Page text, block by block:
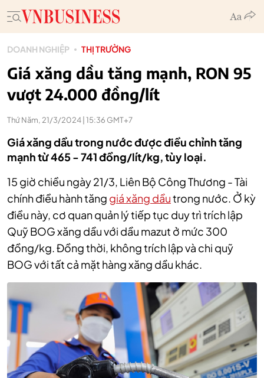
DOANH NGHIỆP THỊ TRƯỜNG
Giá xăng dầu tăng mạnh, RON 95
vượt 24.000 đồng/lít
Thứ Năm, 21/3/2024 | 15:36 GMT+7
Giá xăng dầu trong nước được điều chỉnh tăng
mạnh từ 465 - 741 đồng/lít/kg, tùy loại.
15 giờ chiều ngày 21/3, Liên Bộ Công Thương - Tài
chính điều hành tăng giá xăng dầutrong nước. Ở kỳ
điều này, cơ quan quản lý tiếp tục duy trì trích lập
Quỹ BOG xăng dầu với dầu mazut ở mức 300
đồng/kg. Đồng thời, không trích lập và chi quỹ
BOG với tất cả mặt hàng xăng dầu khác.